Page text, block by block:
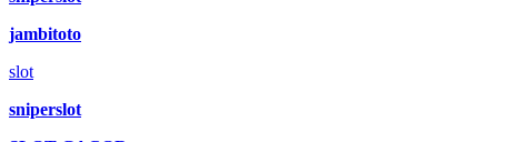
jambitoto
slot
sniperslot